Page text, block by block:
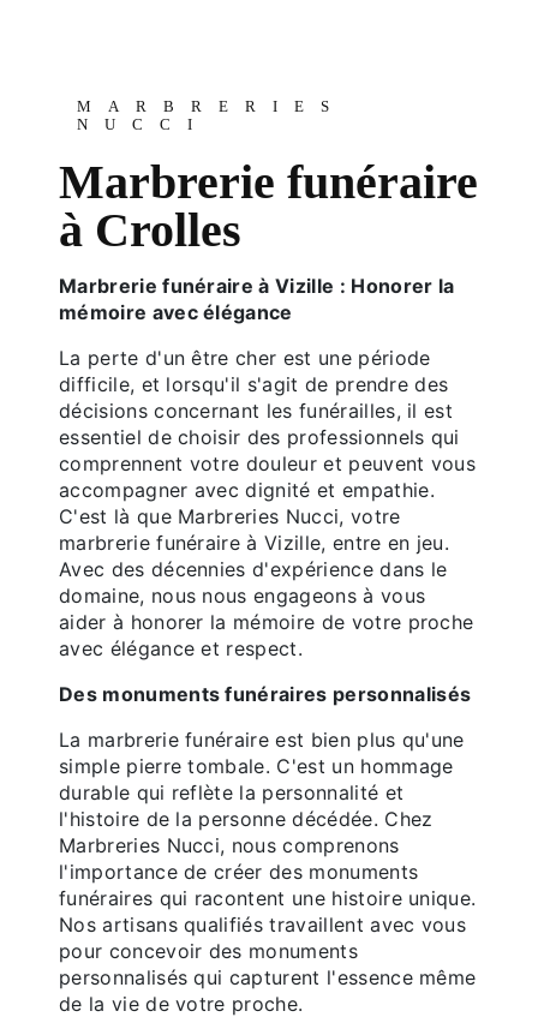
MARBRERIES
NUCCI
Marbrerie funéraire
à Crolles
Marbrerie funéraire à Vizille : Honorer la
mémoire avec élégance
La perte d'un être cher est une période
difficile, et lorsqu'il s'agit de prendre des
décisions concernant les funérailles, il est
essentiel de choisir des professionnels qui
comprennent votre douleur et peuvent vous
accompagner avec dignité et empathie.
C'est là que Marbreries Nucci, votre
marbrerie funéraire à Vizille, entre en jeu.
Avec des décennies d'expérience dans le
domaine, nous nous engageons à vous
aider à honorer la mémoire de votre proche
avec élégance et respect.
Des monuments funéraires personnalisés
La marbrerie funéraire est bien plus qu'une
simple pierre tombale. C'est un hommage
durable qui reflète la personnalité et
l'histoire de la personne décédée. Chez
Marbreries Nucci, nous comprenons
l'importance de créer des monuments
funéraires qui racontent une histoire unique.
Nos artisans qualifiés travaillent avec vous
pour concevoir des monuments
personnalisés qui capturent l'essence même
de la vie de votre proche.